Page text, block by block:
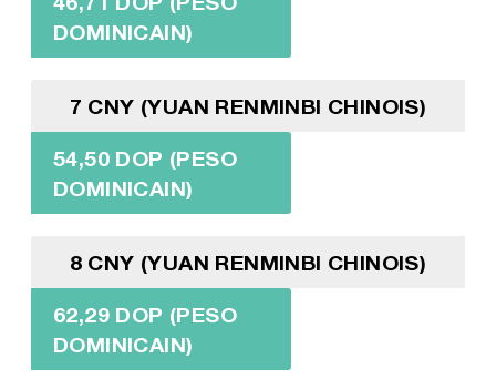
DOMINICAIN)
7 CNY (YUAN RENMINBI CHINOIS)
54,50 DOP (PESO
DOMINICAIN)
8 CNY (YUAN RENMINBI CHINOIS)
62,29 DOP (PESO
DOMINICAIN)